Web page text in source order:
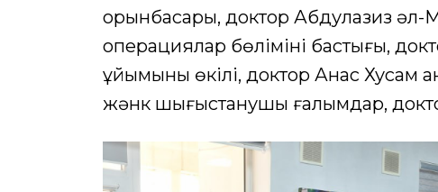
орынбасары, доктор Абдулазиз әл-
операциялар бөлімінің бастығы,
ұйымының өкілі, доктор Анас
жәнк шығыстанушы ғалымдар,